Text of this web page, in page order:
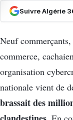
Suivre Algérie
Neuf
commerce,
organisation
nationale vient de
brassait des